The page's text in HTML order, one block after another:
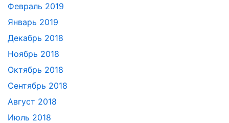
Февраль 2019
Январь 2019
Декабрь 2018
Ноябрь 2018
Октябрь 2018
Сентябрь 2018
Август 2018
Июль 2018